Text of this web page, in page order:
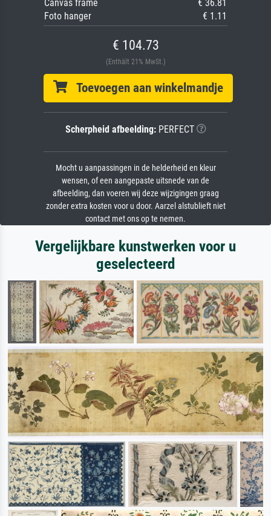
Canvas frame
€ 36.81
Foto hanger
€ 1.11
€ 104.73
(Enthält 21% MwSt.)
Toevoegen aan winkelmandje
Scherpheid afbeelding:PERFECT
Mocht u aanpassingen in de helderheid en kleur
wensen, of een aangepaste uitsnede van de
afbeelding, dan voeren wij deze wijzigingen graag
zonder extra kosten voor u door. Aarzel alstublieft niet
contact met ons op te nemen.
Vergelijkbare kunstwerken voor u
geselecteerd